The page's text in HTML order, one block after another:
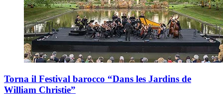
Torna il Festival barocco “Dans les Jardins de
William Christie”